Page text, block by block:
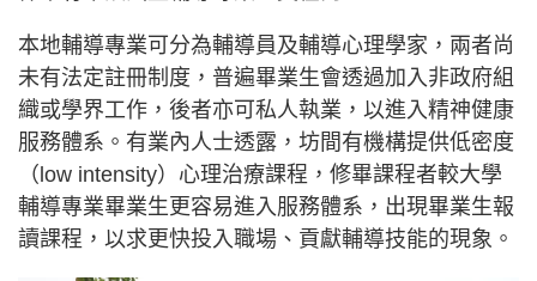
本地輔導專業可分為輔導員及輔導心理學家，兩者尚
未有法定註冊制度，普遍畢業生會透過加入非政府組
織或學界工作，後者亦可私人執業，以進入精神健康
服務體系。有業內人士透露，坊間有機構提供低密度
（low intensity）心理治療課程，修畢課程者較大學
輔導專業畢業生更容易進入服務體系，出現畢業生報
讀課程，以求更快投入職場、貢獻輔導技能的現象。